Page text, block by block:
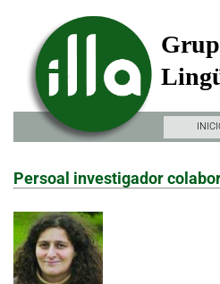
Persoal investigador